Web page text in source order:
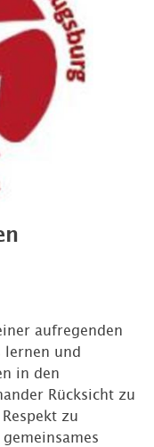
aufregenden
lernen und
in den
Rücksicht zu
zu